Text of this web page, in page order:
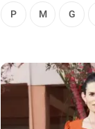
P M G